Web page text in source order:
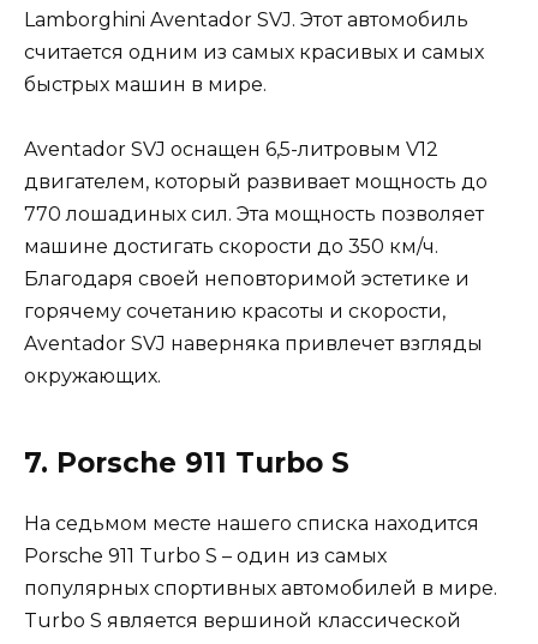
Lamborghini Aventador SVJ. Этот автомобиль
считается одним из самых красивых и самых
быстрых машин в мире.
Aventador SVJ оснащен 6,5-литровым V12
двигателем, который развивает мощность до
770 лошадиных сил. Эта мощность позволяет
машине достигать скорости до 350 км/ч.
Благодаря своей неповторимой эстетике и
горячему сочетанию красоты и скорости,
Aventador SVJ наверняка привлечет взгляды
окружающих.
7. Porsche 911 Turbo S
На седьмом месте нашего списка находится
Porsche 911 Turbo S – один из самых
популярных спортивных автомобилей в мире.
Turbo S является вершиной классической